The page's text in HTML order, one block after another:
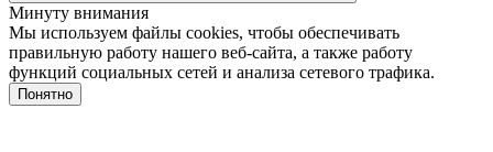
Минуту внимания
Мы используем файлы cookies, чтобы обеспечивать
правильную работу нашего веб-сайта, а также работу
функций социальных сетей и анализа сетевого трафика.
Понятно